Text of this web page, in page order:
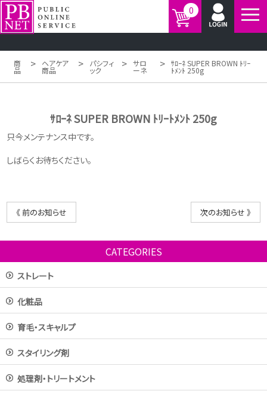
0
商
品 > ヘアケア
商品 > パシフィ
ック > サロ
ーネ > ｻﾛｰﾈ SUPER BROWN ﾄﾘｰ
ﾄﾒﾝﾄ 250g
ｻﾛｰﾈ SUPER BROWN ﾄﾘｰﾄﾒﾝﾄ 250g
只今メンテナンス中です。
しばらくお待ちください。
《 前のお知らせ 次のお知らせ 》
CATEGORIES
ストレート
化粧品
育毛・スキャルプ
スタイリング剤
処理剤・トリートメント